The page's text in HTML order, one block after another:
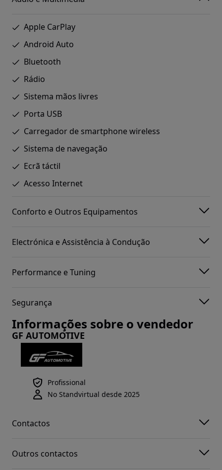
Apple CarPlay
Android Auto
Bluetooth
Rádio
Sistema mãos livres
Porta USB
Carregador de smartphone wireless
Sistema de navegação
Ecrã táctil
Acesso Internet
Conforto e Outros Equipamentos
Electrónica e Assistência à Condução
Performance e Tuning
Segurança
Informações sobre o vendedor
GF AUTOMOTIVE
Profissional
No Standvirtual desde 2025
Contactos
Outros contactos